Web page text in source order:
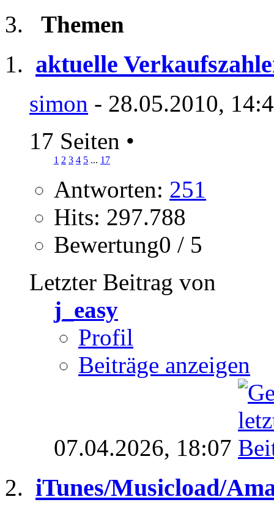
Themen
aktuelle
simon - 28.05.2010,
17 Seiten •
1 2 3 4 5 ... 17
Antworten: 251
Hits: 297.788
Bewertung0 / 5
Letzter Beitrag von
j_easy
Profil
Beiträge anzeigen
07.04.2026, 18:07
iTunes/Musicload/